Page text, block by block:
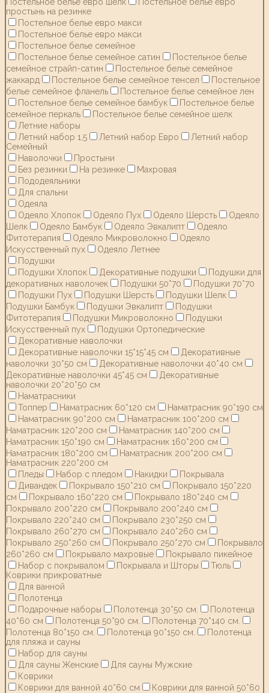
простынь на резинке
Постельное белье евро макси
Постельное белье евро макси
Постельное белье семейное
Постельное белье семейное сатин
Постельное белье
семейное страйп-сатин
Постельное белье семейное
жаккард
Постельное белье семейное тенсел
Постельное
белье семейное фланель
Постельное белье семейное лен
Постельное белье семейное бамбук
Постельное белье
семейное перкаль
Постельное белье семейное шелк
Летние наборы
Летний набор 1,5
Летний набор Евро
Летний набор
Семейный
Наволочки
Простыни
Без резинки
На резинке
Махровая
Пододеяльники
Для спальни
Одеяла
Одеяло Хлопок
Одеяло Пух Одеяло Шерсть
Одеяло
Шелк
Одеяло Бамбук Одеяло Эвкалипт
Одеяло
Фитотерапия
Одеяло Микроволокно
Одеяло
Искусственный пух
Одеяло Летнее
Подушки
Подушки Хлопок
Декоративные подушки
Подушки для
декоративных наволочек
Подушки 50*70
Подушки 70*70
Подушки Пух
Подушки Шерсть
Подушки Шелк
Подушки Бамбук
Подушки Эвкалипт
Подушки
Фитотерапия
Подушки Микроволокно
Подушки
Искусственный пух
Подушки Ортопедические
Декоративные наволочки
Декоративные наволочки 15*15*45 см
Декоративные
наволочки 30*50 см
Декоративные наволочки 40*40 см
Декоративные наволочки 45*45 см
Декоративные
наволочки 20*20*50 см
Наматрасники
Топпер
Наматрасник 60*120 см
Наматрасник 90*190 см
Наматрасник 90*200 см
Наматрасник 100*200 см
Наматрасник 120*200 см
Наматрасник 140*200 см
Наматрасник 150*190 см
Наматрасник 160*200 см
Наматрасник 180*200 см
Наматрасник 200*200 см
Наматрасник 220*200 см
Пледы
Набор с пледом Накидки
Покрывала
Дивандек
Покрывало 150*210 см
Покрывало 150*220
см
Покрывало 160*220 см
Покрывало 180*240 см
Покрывало 200*220 см
Покрывало 200*240 см
Покрывало 220*240 см
Покрывало 230*250 см
Покрывало 260*270 см
Покрывало 240*260 см
Покрывало 250*260 см
Покрывало 250*270 см
Покрывало
260*260 см
Покрывало махровые
Покрывало пикейное
Набор с покрывалом
Покрывала и Шторы
Тюль
Коврики прикроватные
Для ванной
Полотенца
Подарочные наборы
Полотенца 30*50 см.
Полотенца
40*60 см
Полотенца 50*90 см.
Полотенца 70*140 см.
Полотенца 80*150 см.
Полотенца 90*150 см.
Полотенца
для пляжа и сауны
Набор для сауны
Для сауны Женские
Для сауны Мужские
Коврики
Коврики для ванной 40*60 см
Коврики для ванной 50*60